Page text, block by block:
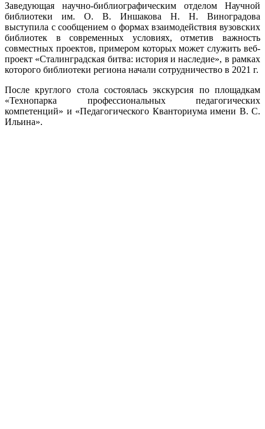
Заведующая научно-библиографическим отделом Научной
библиотеки им. О. В. Иншакова Н. Н. Виноградова
выступила с сообщением о формах взаимодействия вузовских
библиотек в современных условиях, отметив важность
совместных проектов, примером которых может служить веб-
проект «Сталинградская битва: история и наследие», в рамках
которого библиотеки региона начали сотрудничество в 2021 г.
После круглого стола состоялась экскурсия по площадкам
«Технопарка профессиональных педагогических
компетенций» и «Педагогического Кванториума имени В. С.
Ильина».